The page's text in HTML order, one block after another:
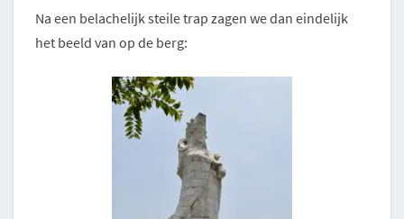
Na een belachelijk steile trap zagen we dan eindelijk
het beeld van op de berg: